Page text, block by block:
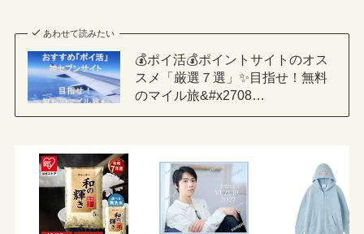
あわせて読みたい
💰ポイ活💰ポイントサイトのオス
スメ「厳選７選」✨目指せ！無料
のマイル旅&#x2708…